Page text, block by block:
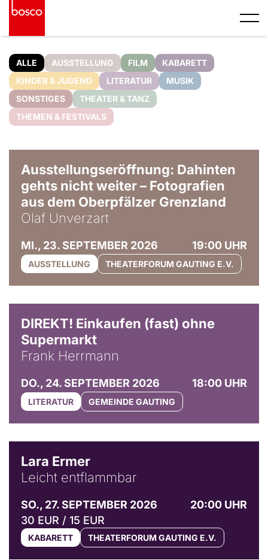
ALLE AUSSTELLUNG FILM
KABARETT
KINDER & JUGEND
LITERATUR
MUSIK
SONSTIGES
THEATER & TANZ
THEMEN & FESTIVALS
Ausstellungseröffnung: Dahinten
gehts nicht weiter – Fotografien
aus dem Oberpfälzer Grenzland
Olaf Unverzart
MI., 23. SEPTEMBER 2026 19:00 UHR
AUSSTELLUNG THEATERFORUM GAUTING E.V.
DIREKT! Einkaufen (fast) ohne
Supermarkt
Frank Herrmann
DO., 24. SEPTEMBER 2026 18:00 UHR
LITERATUR GEMEINDE GAUTING
Lara Ermer
Leicht entflammbar
SO., 27. SEPTEMBER 2026
20:00 UHR
30 EUR / 15 EUR
KABARETT THEATERFORUM GAUTING E.V.